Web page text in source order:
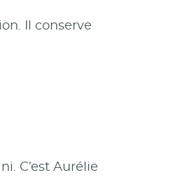
Il conserve
C’est Aurélie